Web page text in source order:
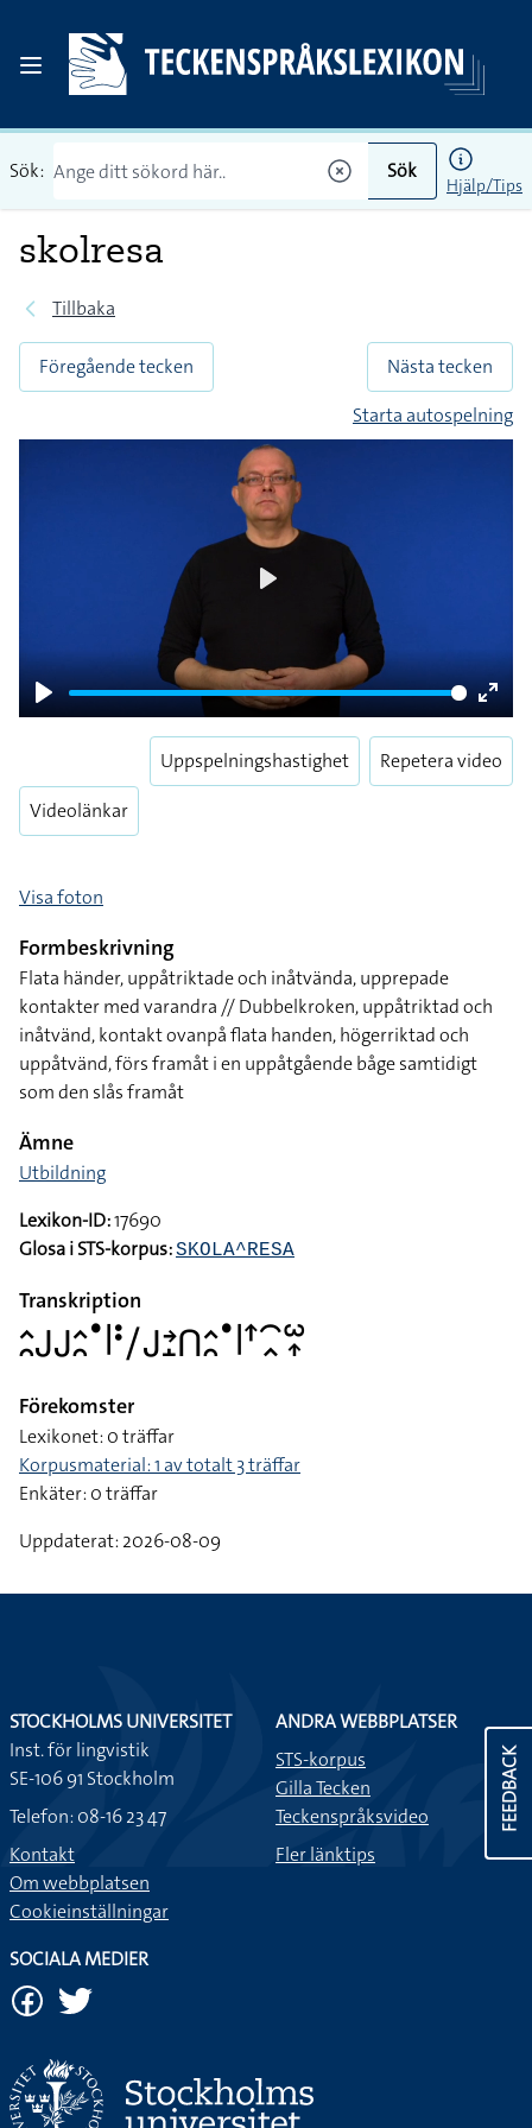
Sök: Sök
Hjälp/Tips
skolresa
Tillbaka
Föregående tecken
Nästa tecken
Starta autospelning
Play
Enter
Videolänkar
Uppspelningshastighet Repetera video
Visa foton
Formbeskrivning
Flata händer, uppåtriktade och inåtvända, upprepade
kontakter med varandra // Dubbelkroken, uppåtriktad och
inåtvänd, kontakt ovanpå flata handen, högerriktad och
uppåtvänd, förs framåt i en uppåtgående båge samtidigt
som den slås framåt
Ämne
Utbildning
Lexikon-ID:17690
Glosa i STS-korpus:SKOLA^RESA
Transkription
􌤵􌥘􌤢􌤢􌤵􌥘􌤟􌥼􌥻􌥠􌤢􌥔􌤸􌤽􌤵􌥘􌤟􌥼􌦃􌥯􌥿􌥱􌥾
Förekomster
Lexikonet: 0 träffar
Korpusmaterial: 1 av totalt 3 träffar
Enkäter: 0 träffar
Uppdaterat: 2026-08-09
FEEDBACK
STOCKHOLMS UNIVERSITET
Inst. för lingvistik
SE-106 91 Stockholm
Telefon: 08-16 23 47
Kontakt
Om webbplatsen
Cookieinställningar
ANDRA WEBBPLATSER
STS-korpus
Gilla Tecken
Teckenspråksvideo
Fler länktips
SOCIALA MEDIER